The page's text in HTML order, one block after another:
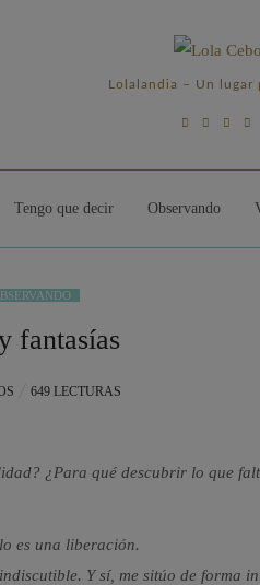
Lolalandia – Un lugar
Tengo que decir Observando
fantasías
649 LECTURAS
¿Para qué descubrir lo que
es una liberación.
Y sí, me sitúo de forma